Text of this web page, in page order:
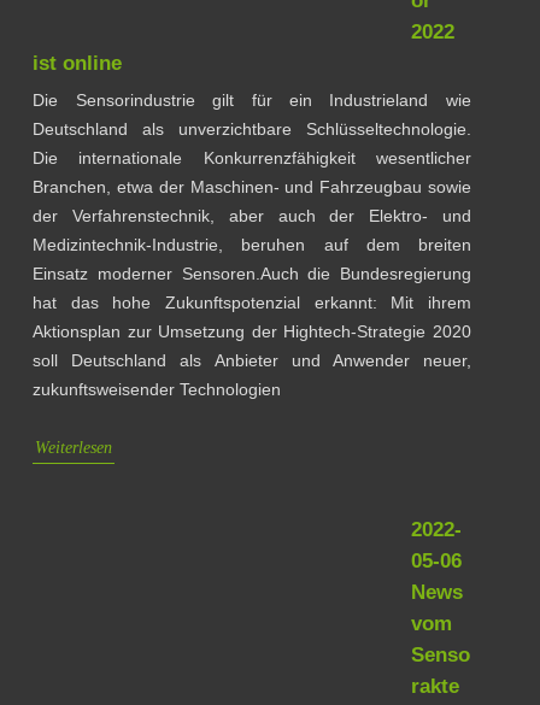
2022
ist online
Die Sensorindustrie gilt für ein Industrieland wie
Deutschland als unverzichtbare Schlüsseltechnologie.
Die internationale Konkurrenzfähigkeit wesentlicher
Branchen, etwa der Maschinen- und Fahrzeugbau sowie
der Verfahrenstechnik, aber auch der Elektro- und
Medizintechnik-Industrie, beruhen auf dem breiten
Einsatz moderner Sensoren.Auch die Bundesregierung
hat das hohe Zukunftspotenzial erkannt: Mit ihrem
Aktionsplan zur Umsetzung der Hightech-Strategie 2020
soll Deutschland als Anbieter und Anwender neuer,
zukunftsweisender Technologien
Weiterlesen
2022-
05-06
News
vom
Senso
rakte